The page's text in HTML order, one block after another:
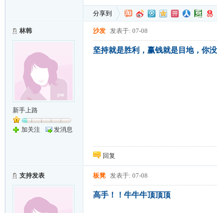
分享到
林韩
新手上路
加关注 发消息
沙发 发表于: 07-08
坚持就是胜利，赢钱就是目地，你
回复
支持发表 板凳 发表于: 07-08
高手！！牛牛牛顶顶顶